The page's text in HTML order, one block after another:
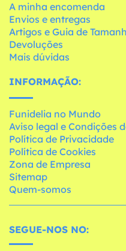
A minha encomenda
Envios e entregas
Artigos e Guia de
Devoluções
Mais dúvidas
INFORMAÇÃO:
Funidelia no Mundo
Aviso legal e Condições
Política de Privacidade
Política de Cookies
Zona de Empresa
Sitemap
Quem-somos
SEGUE-NOS NO: